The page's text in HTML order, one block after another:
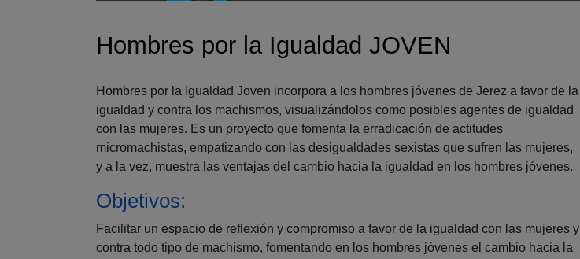
Hombres por la Igualdad JOVEN
Hombres por la Igualdad Joven incorpora a los hombres jóvenes de Jerez a favor de la
igualdad y contra los machismos, visualizándolos como posibles agentes de igualdad
con las mujeres. Es un proyecto que fomenta la erradicación de actitudes
micromachistas, empatizando con las desigualdades sexistas que sufren las mujeres,
y a la vez, muestra las ventajas del cambio hacia la igualdad en los hombres jóvenes.
Objetivos:
Facilitar un espacio de reflexión y compromiso a favor de la igualdad con las mujeres y
contra todo tipo de machismo, fomentando en los hombres jóvenes el cambio hacia la